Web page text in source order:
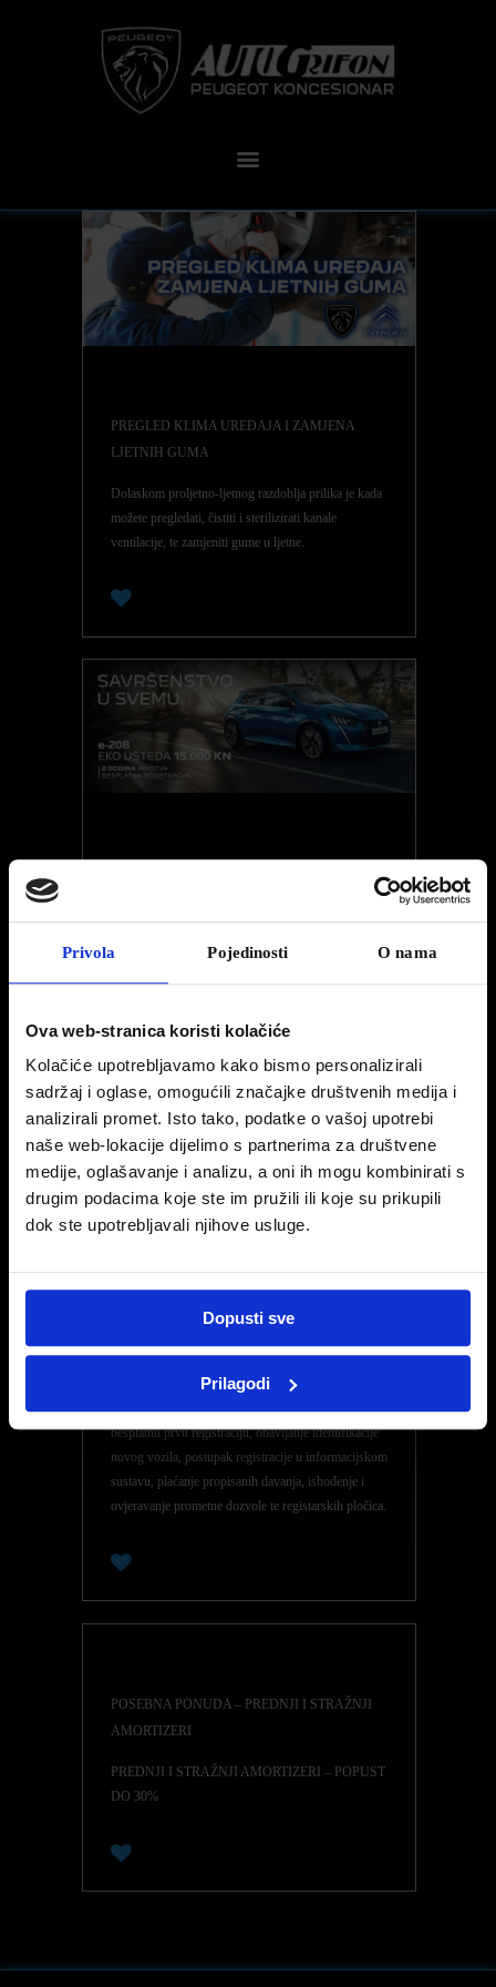
Privola Pojedinosti O nama
Ova web-stranica koristi kolačiće
Kolačiće upotrebljavamo kako bismo personalizirali
sadržaj i oglase, omogućili značajke društvenih medija i
analizirali promet. Isto tako, podatke o vašoj upotrebi
naše web-lokacije dijelimo s partnerima za društvene
medije, oglašavanje i analizu, a oni ih mogu kombinirati s
drugim podacima koje ste im pružili ili koje su prikupili
dok ste upotrebljavali njihove usluge.
Dopusti sve
Prilagodi
PREGLED KLIMA UREĐAJA I ZAMJENA
LJETNIH GUMA
Dolaskom proljetno-ljetnog razdoblja prilika je kada
možete pregledati, čistiti i sterilizirati kanale
ventilacije, te zamjeniti gume u ljetne.
jamstva i produljeno jamstvo za 3., 4., 5., 6., 7., i 8.,
godinu ili 160000 km.
Sve fizičke osobe pri kupnji vozila Peugeot na
PEUGEOT ZAUVIJEK, koji je namijenjen
vlasnicima vozila marke PEUGEOT svih godišta i
nudi niz pogodnosti s kojima omogućava povoljnije
održavanje u mreži ovlaštenih servisa.
0
POSEBNA PONUDA – PEUGEOT 208
BESPLATNA REGISTRACIJA vozila uz kupnju
Peugeot police obaveznog osiguranja sadrži
besplatnu prvu registraciju, obavljanje identifikacije
novog vozila, postupak registracije u informacijskom
sustavu, plaćanje propisanih davanja, ishođenje i
ovjeravanje prometne dozvole te registarskih pločica.
POSEBNA PONUDA – PREDNJI I STRAŽNJI
AMORTIZERI
PREDNJI I STRAŽNJI AMORTIZERI – POPUST
DO 30%